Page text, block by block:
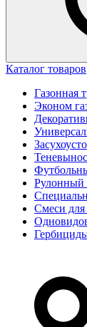
Каталог товаров
Газонная
Эконом
Рулонный
Смеси для